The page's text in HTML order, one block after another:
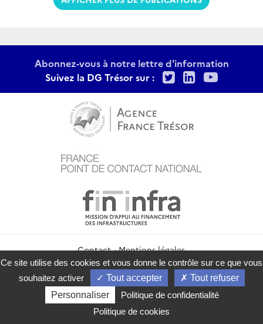
Abonnez-vous à notre lettre d'information
Suivez la DG Trésor sur :
TwitterLinkedIn
Contact
Mentions légales
Politique de confidentialité
Politique de cookies
Gestion des cookies
Flux RSS
service-public.gouv.fr
legifrance.gouv.fr
info.gouv.fr
data.gouv.fr
Ce site utilise des cookies et vous donne le contrôle sur ce que vous
souhaitez activer
Tout accepter
Tout refuser
Personnaliser
Politique de confidentialité
Politique de cookies